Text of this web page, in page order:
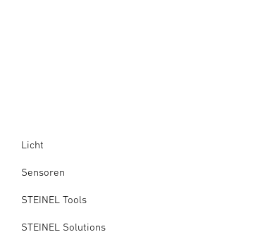
Licht
Sensoren
STEINEL Tools
STEINEL Solutions